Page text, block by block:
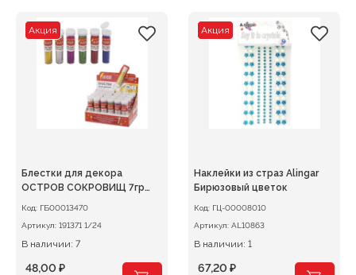
130,00 ₽.
80,00 ₽.
Акция
Блестки для декора
ОСТРОВ СОКРОВИЩ 7гр
Код: ГБ00013470
Артикул:
191371 1/24
В наличии: 7
48,00 ₽
Акция
Наклейки из страз Alingar
Бирюзовый цветок
Код: ГЦ-00008010
Артикул: AL10863
В наличии: 1
67,20 ₽